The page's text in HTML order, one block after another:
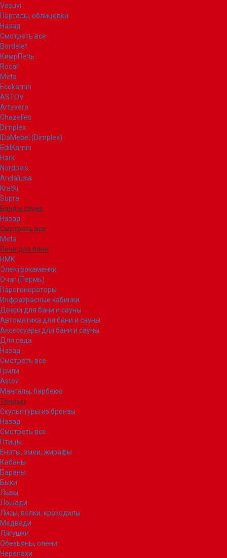
Vesuvi
Порталы, облицовки
Назад
Смотреть все
Bordelet
КимрПечь
Rocal
Meta
Ecokamin
ASTOV
Artevero
Chazelles
Dimplex
IDaMebel (Dimplex)
EdilKamin
Hark
Nordpeis
Andalusia
Kratki
Supra
Баня и сауна
Назад
Смотреть все
Meta
Печи для бани
НМК
Электрокаменки
Очаг (Пермь)
Парогенераторы
Инфракрасные кабинки
Двери для бани и сауны
Автоматика для бани и сауны
Аксессуары для бани и сауны
Для сада
Назад
Смотреть все
Грили
Astov
Мангалы, барбекю
Тандыр
Скульптуры из бронзы
Назад
Смотреть все
Птицы
Еноты, змеи, жирафы
Кабаны
Бараны
Быки
Львы
Лошади
Лисы, волки, крокодилы
Медведи
Лягушки
Обезьяны, олени
Черепахи